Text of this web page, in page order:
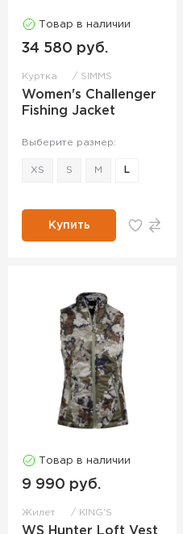
Товар в наличии
34 580 руб.
Куртка SIMMS
Women's Challenger
Fishing Jacket
Выберите размер:
XS S M L
Купить
Товар в наличии
9 990 руб.
Жилет KING'S
WS Hunter Loft Vest